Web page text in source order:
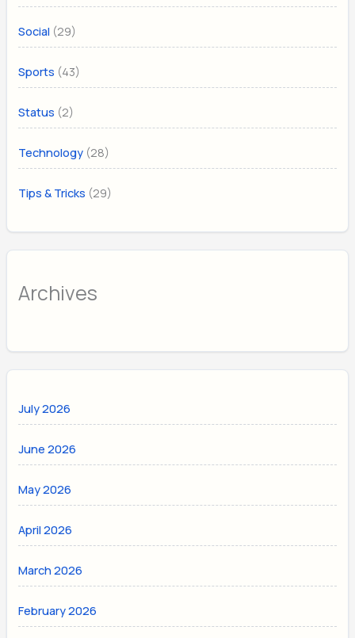
Social (29)
Sports (43)
Status (2)
Technology (28)
Tips & Tricks (29)
Archives
July 2026
June 2026
May 2026
April 2026
March 2026
February 2026